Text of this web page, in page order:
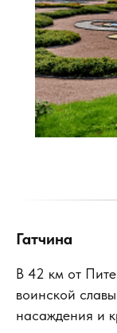
Гатчина
В 42 км от
воинской
насаждения и